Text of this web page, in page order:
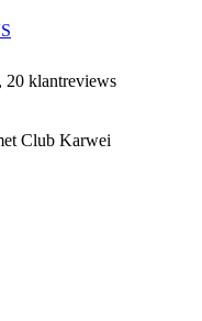
20 klantreviews
Club Karwei